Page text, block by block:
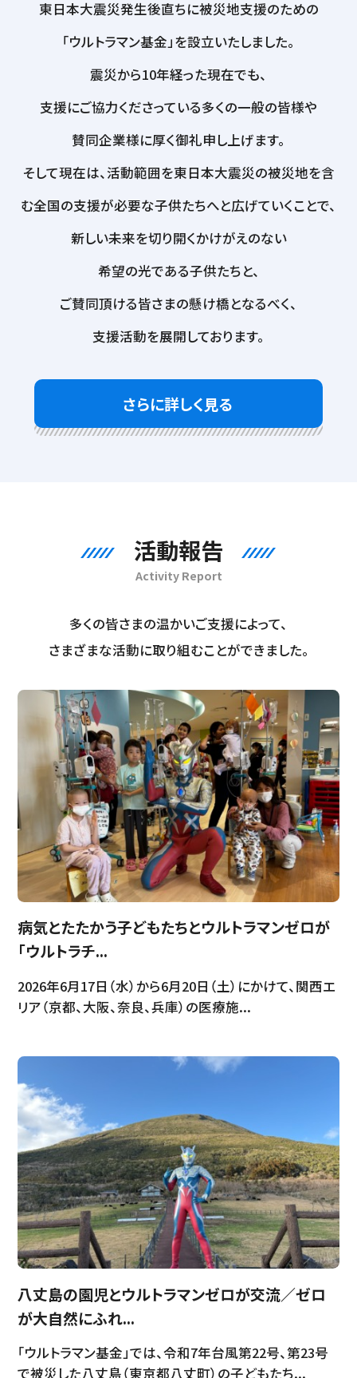
東日本大震災発生後直ちに被災地支援のための
「ウルトラマン基金」を設立いたしました。
震災から10年経った現在でも、
支援にご協力くださっている多くの一般の皆様や
賛同企業様に厚く御礼申し上げます。
そして現在は、活動範囲を東日本大震災の被災地を含
む全国の支援が必要な子供たちへと広げていくことで、
新しい未来を切り開くかけがえのない
希望の光である子供たちと、
ご賛同頂ける皆さまの懸け橋となるべく、
支援活動を展開しております。
さらに詳しく見る
活動報告
Activity Report
多くの皆さまの温かいご支援によって、
さまざまな活動に取り組むことができました。
病気とたたかう子どもたちとウルトラマンゼロが
「ウルトラチ...
2026年6月17日（水）から6月20日（土）にかけて、関西エ
リア（京都、大阪、奈良、兵庫）の医療施...
八丈島の園児とウルトラマンゼロが交流／ゼロ
が大自然にふれ...
「ウルトラマン基金」では、令和7年台風第22号、第23号
で被災した八丈島（東京都八丈町）の子どもたち...